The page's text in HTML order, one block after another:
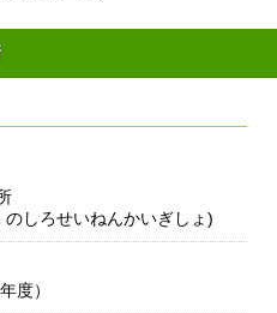
しろせいねんかいぎしょ)
度）